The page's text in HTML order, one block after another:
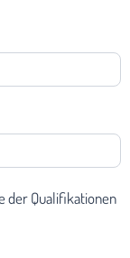
der Qualifikationen